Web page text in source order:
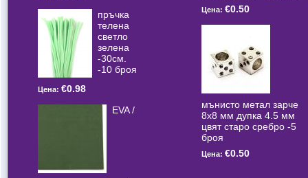
пръчка
телена
светлo
зелена
-30см.
-10 броя
Цена: €0.98
EVA /
Цена: €0.50
мънисто метал зарче
8x8 мм дупка 4.5 мм
цвят старо сребро -5
броя
Цена: €0.50